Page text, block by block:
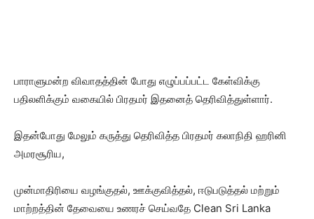
பாராளுமன்ற விவாதத்தின் போது எழுப்பப்பட்ட கேள்விக்கு
பதிலளிக்கும் வகையில் பிரதமர் இதனைத் தெரிவித்துள்ளார்.
இதன்போது மேலும் கருத்து தெரிவித்த பிரதமர் கலாநிதி ஹரினி
அமரசூரிய,
முன்மாதிரியை வழங்குதல், ஊக்குவித்தல், ஈடுபடுத்தல் மற்றும்
மாற்றத்தின் தேவையை உணரச் செய்வதே Clean Sri Lanka